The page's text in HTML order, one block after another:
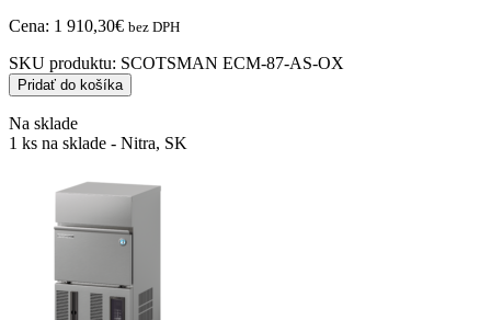
Cena: 1 910,30€ bez DPH
SKU produktu: SCOTSMAN ECM-87-AS-OX
Pridať do košíka
Na sklade
1 ks na sklade - Nitra, SK